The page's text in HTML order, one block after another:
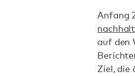
Anfang
auf den
Ziel, die